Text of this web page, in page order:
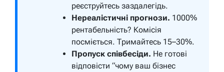
реєструйтесь заздалегідь.
Нереалістичні прогнози. 1000%
рентабельність? Комісія
посміється. Тримайтесь 15–30%.
Пропуск співбесіди. Не готові
відповісти “чому ваш бізнес